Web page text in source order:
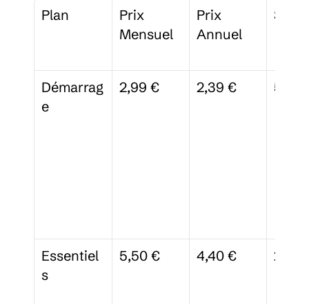
Plan
Prix
Mensuel
Prix
Annuel
Démarrag
e
2,99 € 2,39 € 500
Essentiel
s
5,50 € 4,40 € 2 To